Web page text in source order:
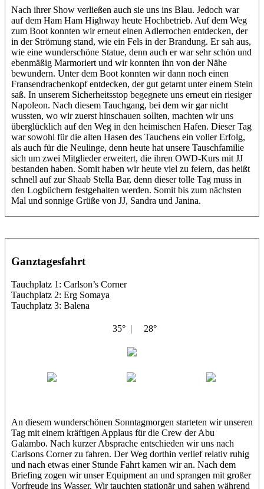
Nach ihrer Show verließen auch sie uns ins Blau. Jedoch war
auf dem Ham Ham Highway heute Hochbetrieb. Auf dem Weg
zum Boot konnten wir erneut einen Adlerrochen entdecken, der
in der Strömung stand, wie ein Fels in der Brandung. Er sah aus,
wie eine wunderschöne Statue, denn auch er war sehr schön und
ebenmäßig Marmoriert und wir konnten ihn von der Nähe
bewundern. Unter dem Boot konnten wir dann noch einen
Fransendrachenkopf entdecken, der gut getarnt unter einem Stein
saß. In unserem Sicherheitsstop begegnete uns erneut ein riesiger
Napoleon. Nach diesem Tauchgang, bei dem wir gar nicht
wussten, wo wir zuerst hinschauen sollten, machten wir uns
überglücklich auf den Weg in den heimischen Hafen. Dieser Tag
war sowohl für die alten Hasen des Tauchens ein voller Erfolg,
als auch für die Neulinge, denn heute hat unsere Tauschfamilie
sich um zwei Mitglieder erweitert, die ihren OWD-Kurs mit JJ
bestanden haben. Somit haben wir heute viel zu feiern, das heißt
schnell auf zur Shaab Stella Bar, denn dieser tolle Tag muss in
den Logbüchern festgehalten werden. Somit bis zum nächsten
Mal und sonnige Grüße von JJ, Sandra und Janina.
Ganztagesfahrt
Tauchplatz 1: Carlson’s Corner
Tauchplatz 2: Erg Somaya
Tauchplatz 3: Balena
35° | 28°
An diesem wunderschönen Sonntagmorgen starteten wir unseren
Tag mit einem kräftigen Applaus für die Crew der Abu
Galambo. Nach kurzer Absprache entschieden wir uns nach
Carlsons Corner zu fahren. Der Weg dorthin verlief relativ ruhig
und nach etwas einer Stunde Fahrt kamen wir an. Nach dem
Briefing zogen wir unser Equipment an und sprangen mit großer
Vorfreude ins Wasser. Wir tauchten stationär und sahen während